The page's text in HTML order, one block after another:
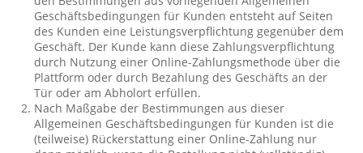
Geschäftsbedingungen für Kunden entsteht auf Seiten
des Kunden eine Leistungsverpflichtung gegenüber dem
Geschäft. Der Kunde kann diese Zahlungsverpflichtung
durch Nutzung einer Online-Zahlungsmethode über die
Plattform oder durch Bezahlung des Geschäfts an der
Tür oder am Abholort erfüllen.
Nach Maßgabe der Bestimmungen aus dieser
Allgemeinen Geschäftsbedingungen für Kunden ist die
(teilweise) Rückerstattung einer Online-Zahlung nur